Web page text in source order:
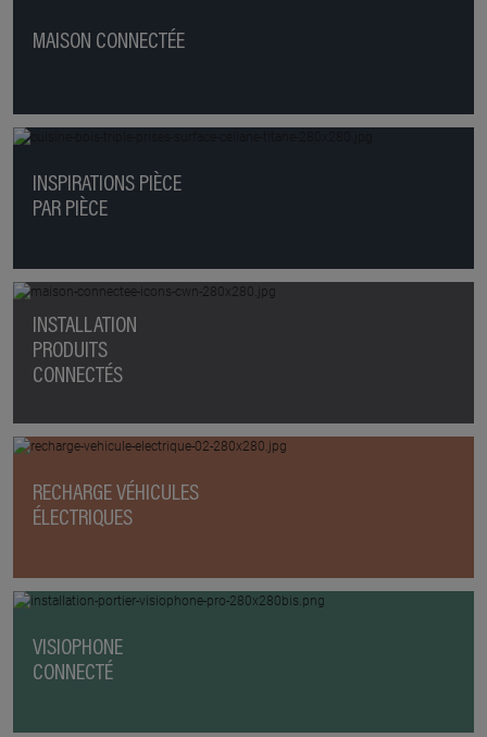
MAISON CONNECTÉE
INSPIRATIONS PIÈCE
PAR PIÈCE
INSTALLATION
PRODUITS
CONNECTÉS
RECHARGE VÉHICULES
ÉLECTRIQUES
VISIOPHONE
CONNECTÉ